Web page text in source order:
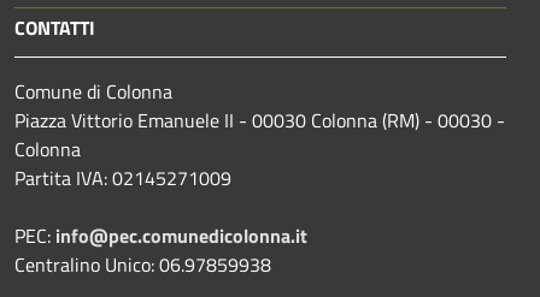
CONTATTI
Comune di Colonna
Piazza Vittorio Emanuele II - 00030 Colonna (RM) - 00030 -
Colonna
Partita IVA: 02145271009
PEC: info@pec.comunedicolonna.it
Centralino Unico: 06.97859938